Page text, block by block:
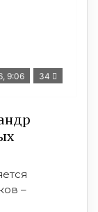
9:06 34
–